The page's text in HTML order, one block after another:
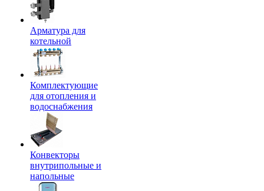
Арматура для
котельной
Комплектующие
для отопления и
водоснабжения
Конвекторы
внутрипольные и
напольные